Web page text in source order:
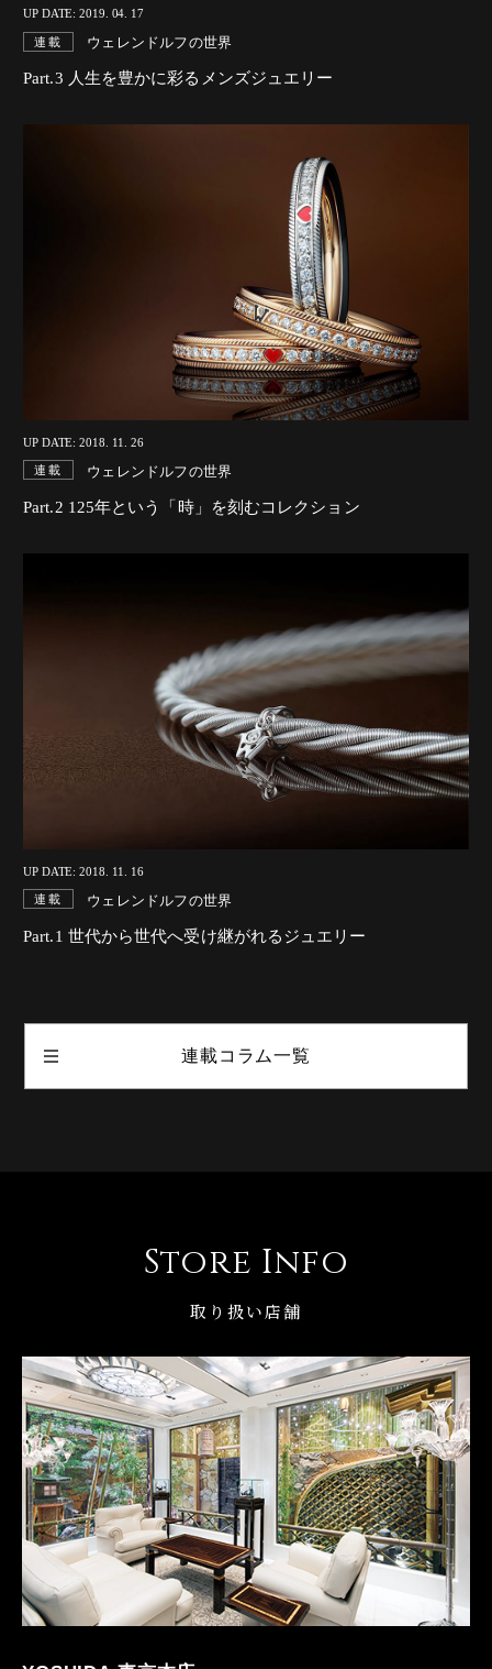
UP DATE: 2019. 04. 17
連載 ウェレンドルフの世界
Part.3 人生を豊かに彩るメンズジュエリー
UP DATE: 2018. 11. 26
連載 ウェレンドルフの世界
Part.2 125年という「時」を刻むコレクション
UP DATE: 2018. 11. 16
連載 ウェレンドルフの世界
Part.1 世代から世代へ受け継がれるジュエリー
連載コラム一覧
Store Info
取り扱い店舗